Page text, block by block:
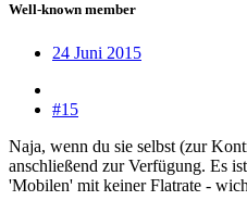
Well-known member
24 Juni 2015
#15
Naja, wenn du sie selbst (zur
anschließend zur Verfügung. Es
'Mobilen' mit keiner Flatrate -